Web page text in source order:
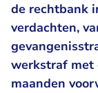
de rechtbank
verdachten,
werkstraf met
maanden